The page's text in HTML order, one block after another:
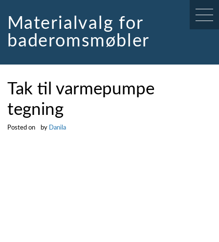
contentMaterialvalg for
baderomsmøbler
Tak til varmepumpe
tegning
Posted on by Danila